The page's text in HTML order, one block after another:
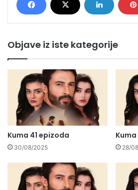
Objave iz iste kategorije
Kuma 41 epizoda
30/08/2025 28/